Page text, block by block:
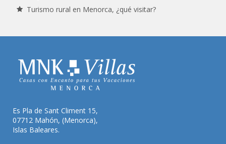
Turismo rural en Menorca, ¿qué visitar?
Es Pla de Sant Climent 15,
07712 Mahón, (Menorca),
Islas Baleares.